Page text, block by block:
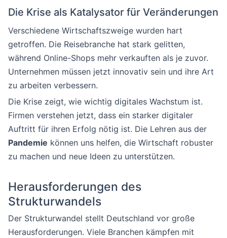
Die Krise als Katalysator für Veränderungen
Verschiedene Wirtschaftszweige wurden hart
getroffen. Die Reisebranche hat stark gelitten,
während Online-Shops mehr verkauften als je zuvor.
Unternehmen müssen jetzt innovativ sein und ihre Art
zu arbeiten verbessern.
Die Krise zeigt, wie wichtig digitales Wachstum ist.
Firmen verstehen jetzt, dass ein starker digitaler
Auftritt für ihren Erfolg nötig ist. Die Lehren aus der
Pandemie können uns helfen, die Wirtschaft robuster
zu machen und neue Ideen zu unterstützen.
Herausforderungen des
Strukturwandels
Der Strukturwandel stellt Deutschland vor große
Herausforderungen. Viele Branchen kämpfen mit